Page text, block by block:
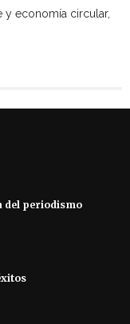
y economía circular,
del periodismo